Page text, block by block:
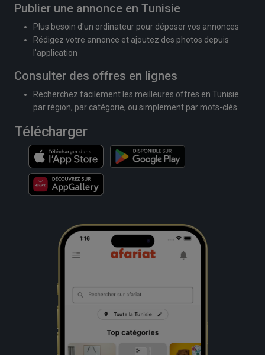
Publier une annonce en Tunisie
Plus besoin d'un ordinateur pour déposer vos annonces
Rédigez votre annonce et ajoutez des photos depuis
l'application
Consulter des offres en lignes
Recherchez facilement les meilleures offres en Tunisie
par région, par catégorie, ou simplement par mots-clés.
Télécharger